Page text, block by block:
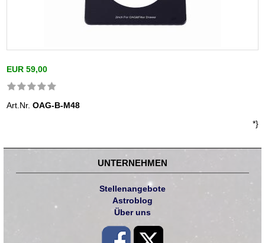
EUR 59,00
Art.Nr.OAG-B-M48
*}
UNTERNEHMEN
Stellenangebote
Astroblog
Über uns